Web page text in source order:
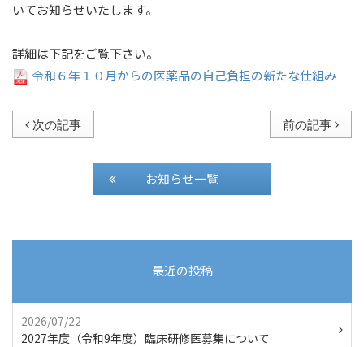
いてお知らせいたします。
詳細は下記をご覧下さい。
令和６年１０月からの医薬品の自己負担の新たな仕組み
次の記事 前の記事
お知らせ一覧
最近の投稿
2026/07/22
2027年度（令和9年度）臨床研修医募集について